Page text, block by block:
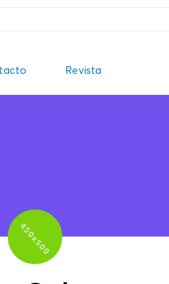
Ficción Juvenil
No-Ficción Juvenil
Religión
Revista